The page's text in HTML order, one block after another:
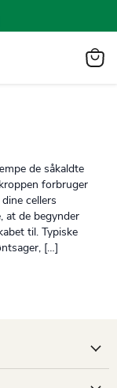
de såkaldte
forbruger
cellers
at de begynder
til. Typiske
[…]